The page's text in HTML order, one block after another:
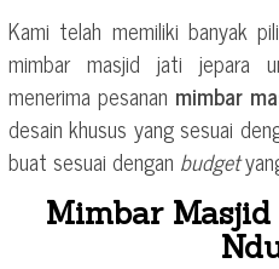
Kami telah memiliki banyak
mimbar masjid jati jepara
menerima pesanan mimbar
desain khusus yang sesuai
buat sesuai dengan budget
Mimbar